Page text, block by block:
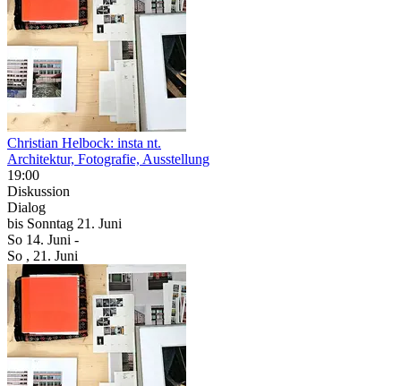
Christian Helbock: insta nt.
Architektur, Fotografie, Ausstellung
19:00
Diskussion
Dialog
bis Sonntag 21. Juni
So 14. Juni -
So , 21. Juni